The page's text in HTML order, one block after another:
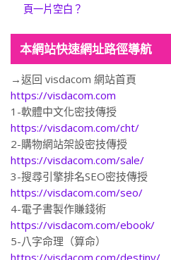
頁一片空白？
本網站快速網址路徑導航
→返回 visdacom 網站首頁
https://visdacom.com
1-軟體中文化密技傳授
https://visdacom.com/cht/
2-購物網站架設密技傳授
https://visdacom.com/sale/
3-搜尋引擎排名SEO密技傳授
https://visdacom.com/seo/
4-電子書製作賺錢術
https://visdacom.com/ebook/
5-八字命理（算命）
https://visdacom.com/destiny/